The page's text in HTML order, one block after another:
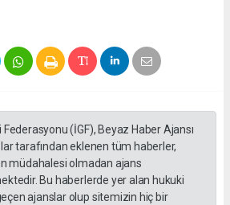
(İGF), Beyaz Haber Ajansı
tarafından eklenen tüm haberler,
müdahalesi olmadan ajans
Bu haberlerde yer alan hukuki
ajanslar olup sitemizin hiç bir